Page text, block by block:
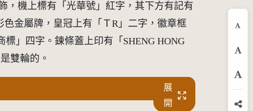
，機上標有「光華號」紅字，其下方有記有
色金屬牌，皇冠上有「ＴR」二字，徽章框
」四字。鍊條蓋上印有「SHENG HONG
雙輪的。
展
開
放